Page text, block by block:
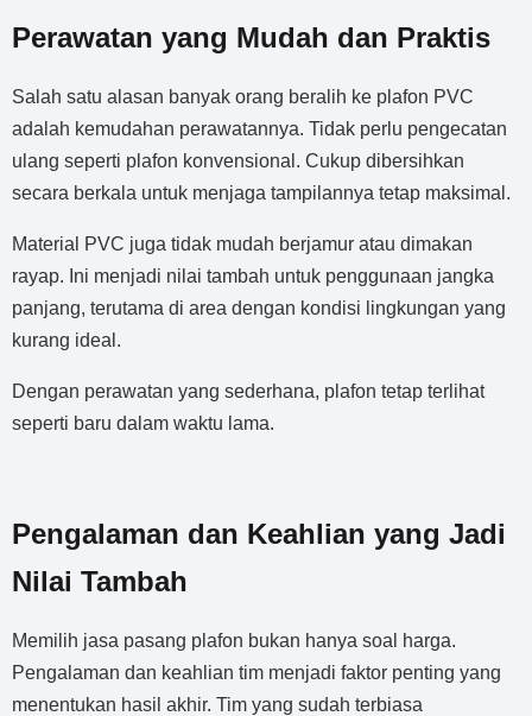
Perawatan yang Mudah dan Praktis
Salah satu alasan banyak orang beralih ke plafon PVC
adalah kemudahan perawatannya. Tidak perlu pengecatan
ulang seperti plafon konvensional. Cukup dibersihkan
secara berkala untuk menjaga tampilannya tetap maksimal.
Material PVC juga tidak mudah berjamur atau dimakan
rayap. Ini menjadi nilai tambah untuk penggunaan jangka
panjang, terutama di area dengan kondisi lingkungan yang
kurang ideal.
Dengan perawatan yang sederhana, plafon tetap terlihat
seperti baru dalam waktu lama.
Pengalaman dan Keahlian yang Jadi
Nilai Tambah
Memilih jasa pasang plafon bukan hanya soal harga.
Pengalaman dan keahlian tim menjadi faktor penting yang
menentukan hasil akhir. Tim yang sudah terbiasa